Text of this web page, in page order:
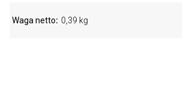
Waga netto 0,39 kg